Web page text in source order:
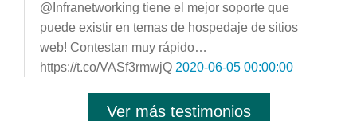
@Infranetworking tiene el mejor soporte que
puede existir en temas de hospedaje de sitios
web! Contestan muy rápido…
https://t.co/VASf3rmwjQ 2020-06-05 00:00:00
Ver más testimonios